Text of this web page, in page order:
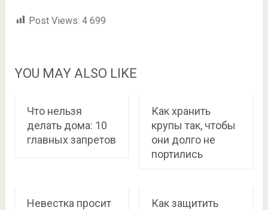
Post Views: 4 699
YOU MAY ALSO LIKE
Что нельзя
делать дома: 10
главных запретов
Как хранить
крупы так, чтобы
они долго не
портились
Невестка просит
Как защитить